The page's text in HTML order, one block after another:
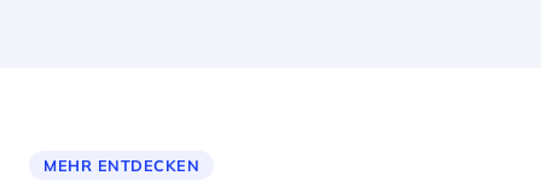
MEHR ENTDECKEN